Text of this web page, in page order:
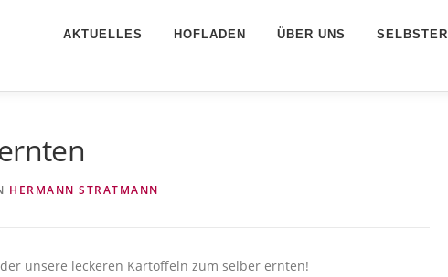
AKTUELLES HOFLADEN ÜBER UNS
HERMANN STRATMANN
unsere leckeren Kartoffeln zum selber ernten!